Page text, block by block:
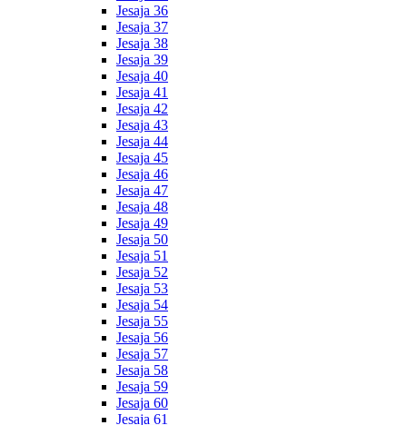
Jesaja 36
Jesaja 37
Jesaja 38
Jesaja 39
Jesaja 40
Jesaja 41
Jesaja 42
Jesaja 43
Jesaja 44
Jesaja 45
Jesaja 46
Jesaja 47
Jesaja 48
Jesaja 49
Jesaja 50
Jesaja 51
Jesaja 52
Jesaja 53
Jesaja 54
Jesaja 55
Jesaja 56
Jesaja 57
Jesaja 58
Jesaja 59
Jesaja 60
Jesaja 61